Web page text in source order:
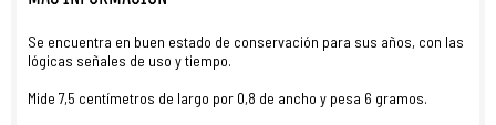
Se encuentra en buen estado de conservación para sus años, con las
lógicas señales de uso y tiempo.
Mide 7,5 centímetros de largo por 0,8 de ancho y pesa 6 gramos.